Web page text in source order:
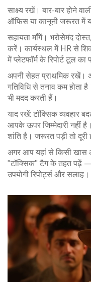
साक्ष्य रखें। बार-बार होने
ऑफिस या कानूनी जरूरत में
सहायता माँगें। भरोसेमंद
करें। कार्यस्थल में HR से
में प्लेटफॉर्म के रिपोर्ट टूल का
अपनी सेहत प्राथमिक रखें।
गतिविधि से तनाव कम होता
भी मदद करती हैं।
याद रखें: टॉक्सिक व्यवहार
आपके ऊपर जिम्मेदारी नहीं
शांति है। जरूरत पड़ी तो दूरी
अगर आप यहां से किसी खास
"टॉक्सिक" टैग के तहत पढ़ें —
उपयोगी रिपोर्ट्स और सलाह।